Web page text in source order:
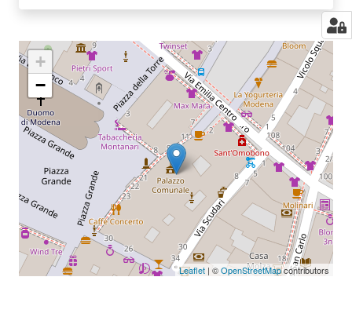
+
−
Leaflet | ©OpenStreetMapcontributors